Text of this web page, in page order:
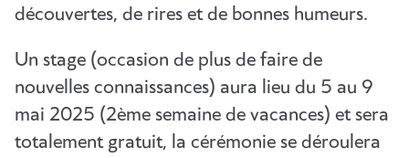
découvertes, de rires et de bonnes humeurs.
Un stage (occasion de plus de faire de
nouvelles connaissances) aura lieu du 5 au 9
mai 2025 (2ème semaine de vacances) et sera
totalement gratuit, la cérémonie se déroulera